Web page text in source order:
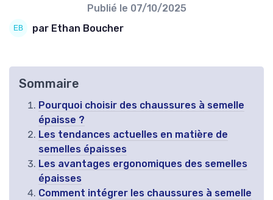
Publié le 07/10/2025
par Ethan Boucher
Sommaire
Pourquoi choisir des chaussures à semelle
épaisse ?
Les tendances actuelles en matière de
semelles épaisses
Les avantages ergonomiques des semelles
épaisses
Comment intégrer les chaussures à semelle